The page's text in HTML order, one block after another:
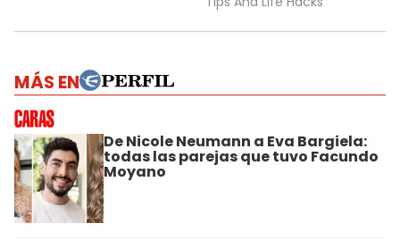
MÁS EN
De Nicole Neumann a Eva Bargiela:
todas las parejas que tuvo Facundo
Moyano